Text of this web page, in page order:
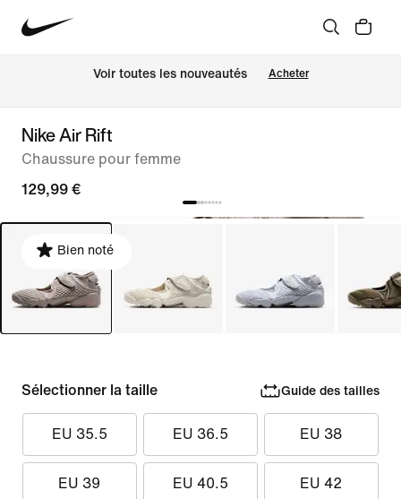
Voir toutes les nouveautés Acheter
Nike Air Rift
Chaussure pour femme
129,99 €
Bien noté
Sélectionner la taille Guide des tailles
EU 35.5 EU 36.5 EU 38
EU 39 EU 40.5 EU 42